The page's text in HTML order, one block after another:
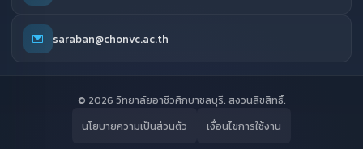
saraban@chonvc.ac.th
© 2026 วิทยาลัยอาชีวศึกษาชลบุรี. สงวนลิขสิทธิ์.
นโยบายความเป็นส่วนตัว
เงื่อนไขการใช้งาน